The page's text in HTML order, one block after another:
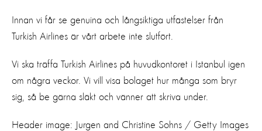
Innan vi får se genuina och långsiktiga utfästelser från
Turkish Airlines är vårt arbete inte slutfört.
Vi ska träffa Turkish Airlines på huvudkontoret i Istanbul igen
om några veckor. Vi vill visa bolaget hur många som bryr
sig, så be gärna släkt och vänner att skriva under.
Header image: Jurgen and Christine Sohns / Getty Images